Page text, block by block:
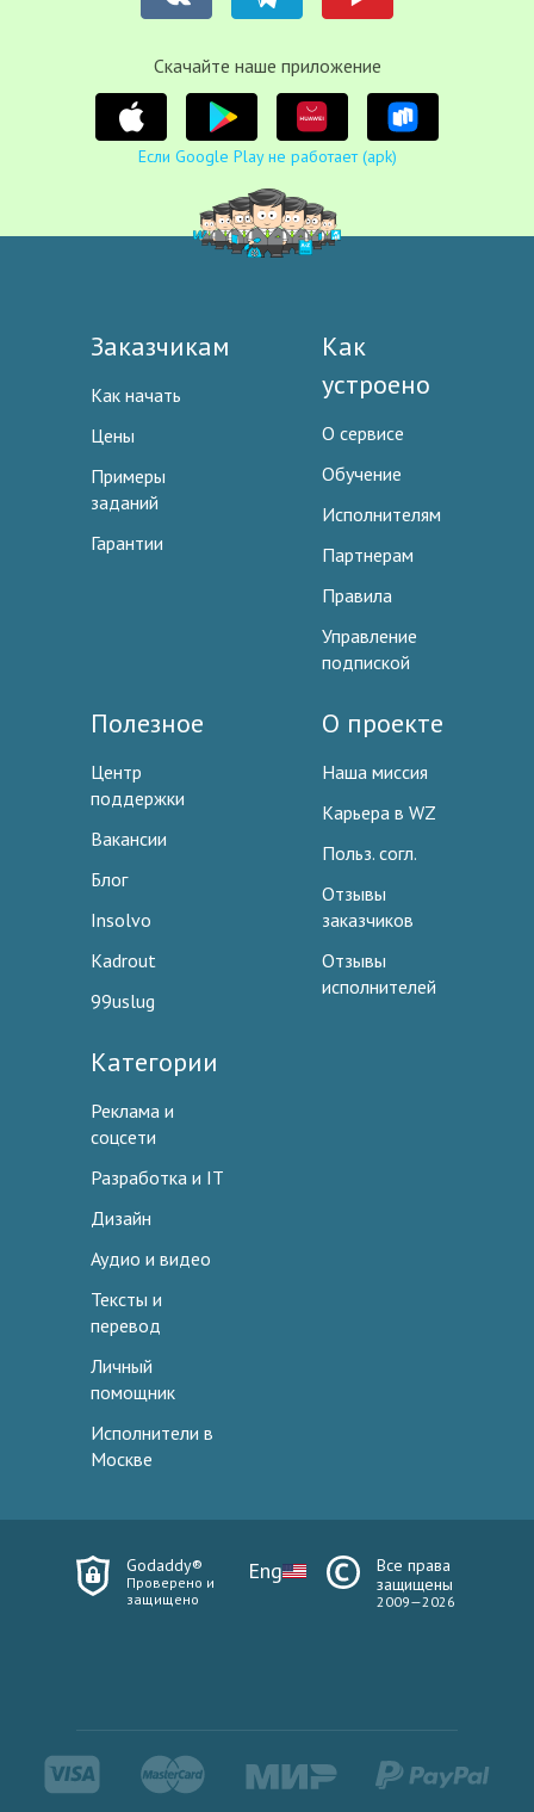
Cкачайте наше приложение
Если Google Play не работает (apk)
Заказчикам
Как начать
Цены
Примеры
заданий
Гарантии
Как
устроено
О сервисе
Обучение
Исполнителям
Партнерам
Правила
Управление
подпиской
Полезное
Центр
поддержки
Вакансии
Блог
Insolvo
Kadrout
99uslug
О проекте
Наша миссия
Карьера в WZ
Польз. согл.
Отзывы
заказчиков
Отзывы
исполнителей
Категории
Реклама и
соцсети
Разработка и IT
Дизайн
Аудио и видео
Тексты и
перевод
Личный
помощник
Исполнители в
Москве
Godaddy®
Проверено и
защищено
Eng
Все права
защищены
2009—2026